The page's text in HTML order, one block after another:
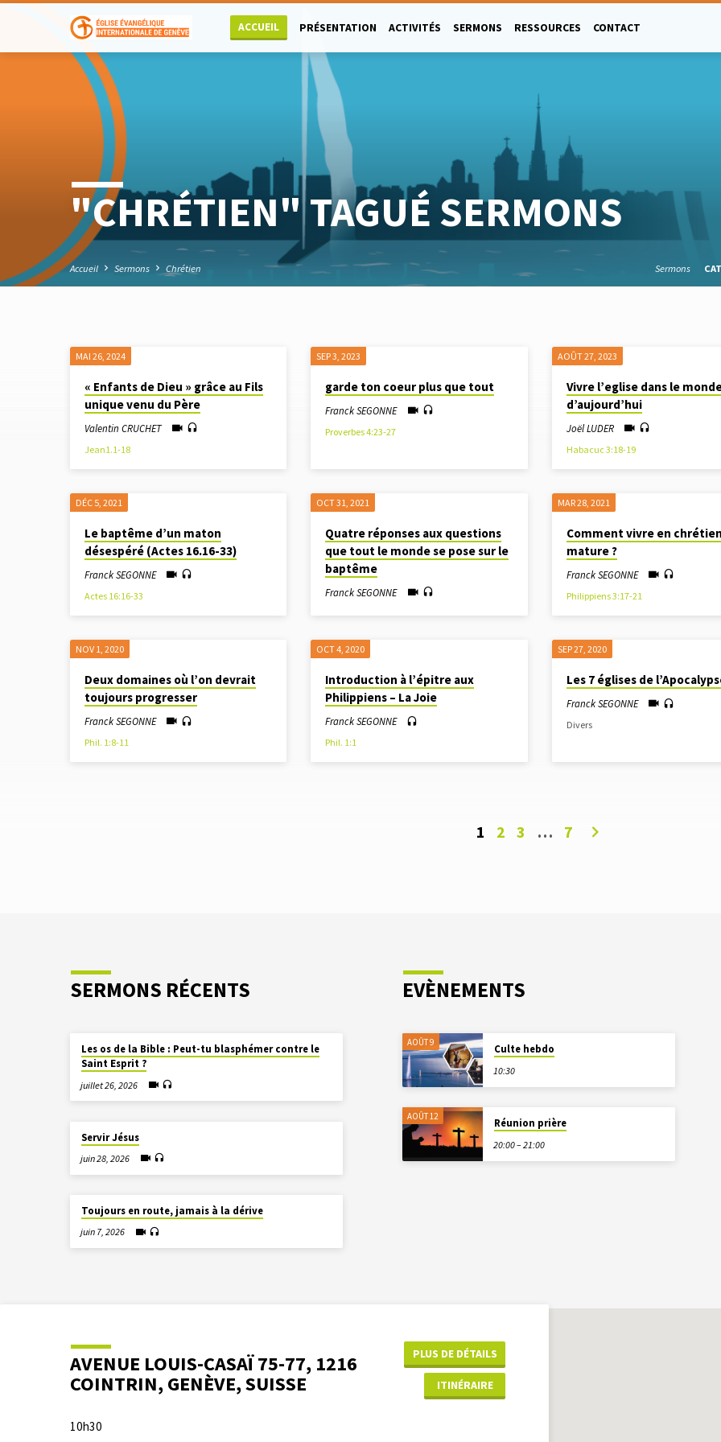
ACCUEIL PRÉSENTATION ACTIVITÉS SERMONS RESSOURCES CONTACT
"CHRÉTIEN" TAGUÉ SERMONS
Accueil Sermons Chrétien Sermons
"CHRÉTIEN"
TAGUÉ
SERMONS
MAI 26, 2024
« Enfants de Dieu » grâce au Fils
unique venu du Père
Valentin CRUCHET
Jean1.1-18
SEP 3, 2023
garde ton coeur plus que tout
Franck SEGONNE
Proverbes 4:23-27
AOÛT 27, 2023
Vivre l’eglise dans le
d’aujourd’hui
Joël LUDER
Habacuc 3:18-19
DÉC 5, 2021
Le baptême d’un maton
désespéré (Actes 16.16-33)
Franck SEGONNE
Actes 16:16-33
OCT 31, 2021
Quatre réponses aux questions
que tout le monde se pose sur le
baptême
Franck SEGONNE
MAR 28, 2021
Comment vivre en chrétien
mature ?
Franck SEGONNE
Philippiens 3:17-21
NOV 1, 2020
Deux domaines où l’on devrait
toujours progresser
Franck SEGONNE
Phil. 1:8-11
OCT 4, 2020
Introduction à l’épitre aux
Philippiens – La Joie
Franck SEGONNE
Phil. 1:1
SEP 27, 2020
Les 7 églises de
Franck SEGONNE
Divers
1 2 3 … 7
SERMONS RÉCENTS
Les os de la Bible : Peut-tu blasphémer contre le
Saint Esprit ?
juillet 26, 2026
Servir Jésus
juin 28, 2026
Toujours en route, jamais à la dérive
juin 7, 2026
EVÈNEMENTS
AOÛT 9
Culte hebdo
10:30
AOÛT 12
Réunion prière
20:00 – 21:00
AVENUE LOUIS-CASAÏ 75-77, 1216
COINTRIN, GENÈVE, SUISSE
PLUS DE DÉTAILS
ITINÉRAIRE
10h30